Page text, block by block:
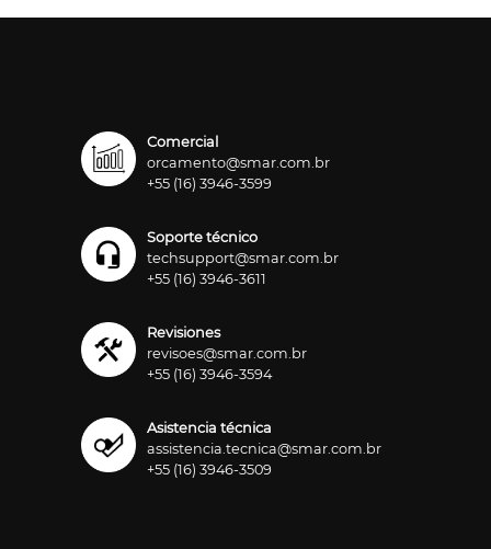
Comercial
orcamento@smar.com.br
+55 (16) 3946-3599
Soporte técnico
techsupport@smar.com.br
+55 (16) 3946-3611
Revisiones
revisoes@smar.com.br
+55 (16) 3946-3594
Asistencia técnica
assistencia.tecnica@smar.com.br
+55 (16) 3946-3509